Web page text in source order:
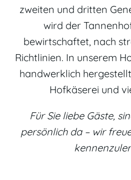
zweiten und dritten
wird der
bewirtschaftet, nach
Richtlinien. In unserem
handwerklich
Hofkäserei und
Für Sie liebe Gäste,
persönlich da – wir